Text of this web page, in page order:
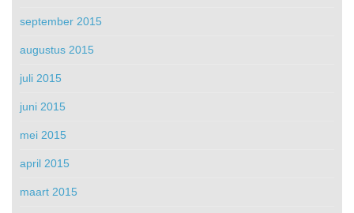
september 2015
augustus 2015
juli 2015
juni 2015
mei 2015
april 2015
maart 2015